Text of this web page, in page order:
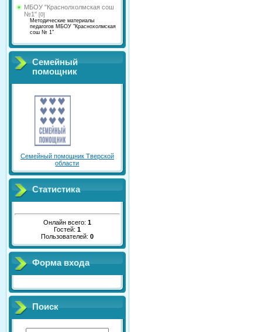
МБОУ "Краснолхолмская сош
№1" [0]
Методические материалы
педагогов МБОУ "Краснохолмская
сош № 1"
Семейный
помощник
Семейный помощник Тверской
области
Статистика
Онлайн всего: 1
Гостей: 1
Пользователей: 0
Форма входа
Поиск